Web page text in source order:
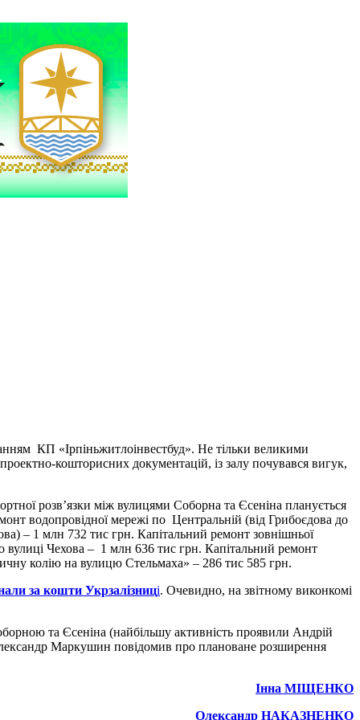
КП «Ірпіньжитлоінвестбуд». Не тільки великими
кошторисних документацій, із залу почувався вигук,
розв’язки між вулицями Соборна та Єсеніна планується
водопровідної мережі по Центральній (від Грибоєдова до
– 1 млн 732 тис грн. Капітальний ремонт зовнішньої
вулиці Чехова – 1 млн 636 тис грн. Капітальний ремонт
колію на вулицю Стельмаха» – 286 тис 585 грн.
за кошти Укрзалізниці. Очевидно, на звітному виконкомі
та Єсеніна (найбільшу активність проявили Андрій
Маркушин повідомив про плановане розширення
Інна МІЩЕНКО
Олександр НАКАЗНЕНКО